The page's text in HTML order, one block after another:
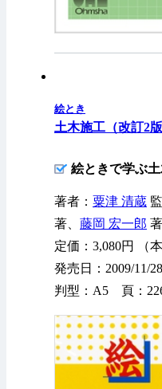
絵とき
土木施工（改訂2版
絵ときで学ぶ
著者： 粟津 清蔵
著、 藤岡 宏一郎 著
定価：3,080円 （
発売日：2009/11/28
判型：A5 頁：